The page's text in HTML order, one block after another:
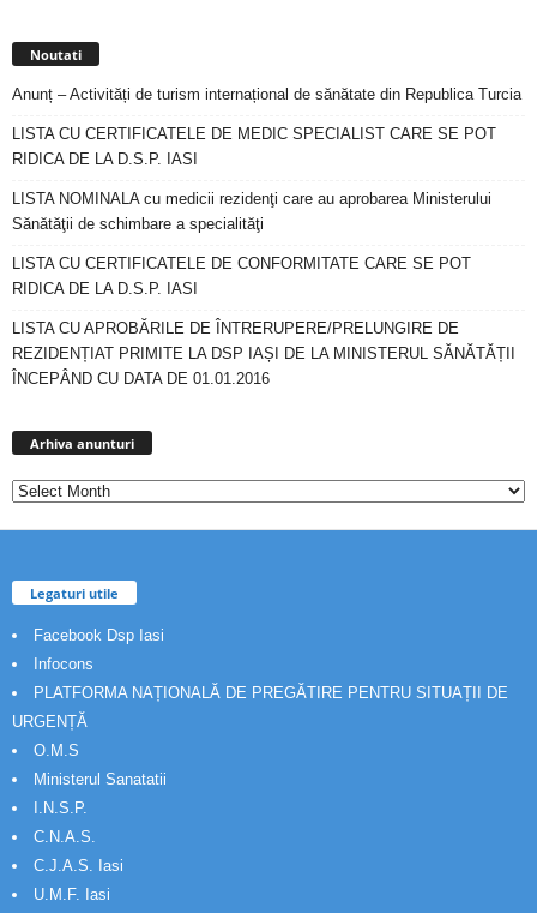
Noutati
Anunț – Activități de turism internațional de sănătate din Republica Turcia
LISTA CU CERTIFICATELE DE MEDIC SPECIALIST CARE SE POT
RIDICA DE LA D.S.P. IASI
LISTA NOMINALA cu medicii rezidenţi care au aprobarea Ministerului
Sănătăţii de schimbare a specialităţi
LISTA CU CERTIFICATELE DE CONFORMITATE CARE SE POT
RIDICA DE LA D.S.P. IASI
LISTA CU APROBĂRILE DE ÎNTRERUPERE/PRELUNGIRE DE
REZIDENȚIAT PRIMITE LA DSP IAȘI DE LA MINISTERUL SĂNĂTĂȚII
ÎNCEPÂND CU DATA DE 01.01.2016
Arhiva anunturi
Legaturi utile
Facebook Dsp Iasi
Infocons
PLATFORMA NAȚIONALĂ DE PREGĂTIRE PENTRU SITUAȚII DE
URGENȚĂ
O.M.S
Ministerul Sanatatii
I.N.S.P.
C.N.A.S.
C.J.A.S. Iasi
U.M.F. Iasi